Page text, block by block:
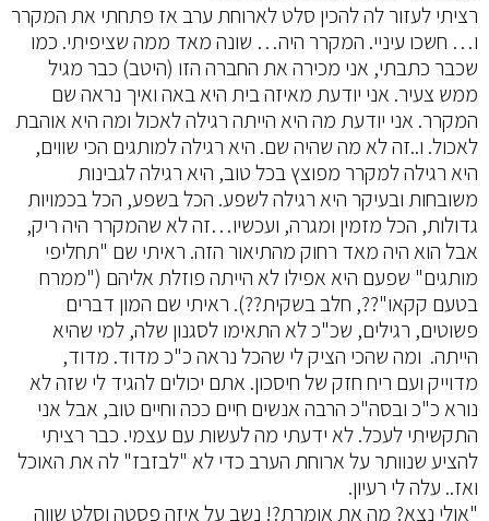
רציתי לעזור לה להכין סלט לארוחת ערב אז פתחתי את המקרר
ו… חשכו עיניי. המקרר היה… שונה מאד ממה שציפיתי. כמו
שכבר כתבתי, אני מכירה את החברה הזו (היטב) כבר מגיל
ממש צעיר. אני יודעת מאיזה בית היא באה ואיך נראה שם
המקרר. אני יודעת מה היא הייתה רגילה לאכול ומה היא אוהבת
לאכול. ו..זה לא מה שהיה שם. היא רגילה למותגים הכי שווים,
היא רגילה למקרר מפוצץ בכל טוב, היא רגילה לגבינות
משובחות ובעיקר היא רגילה לשפע. הכל בשפע, הכל בכמויות
גדולות, הכל מזמין ומגרה, ועכשיו…זה לא שהמקרר היה ריק,
אבל הוא היה מאד רחוק מהתיאור הזה. ראיתי שם "תחליפי
מותגים" שפעם היא אפילו לא הייתה פוזלת אליהם ("ממרח
בטעם קקאו"??, חלב בשקית??). ראיתי שם המון דברים
פשוטים, רגילים, שכ"כ לא התאימו לסגנון שלה, למי שהיא
הייתה. ומה שהכי הציק לי שהכל נראה כ"כ מדוד. מדוד,
מדוייק ועם ריח חזק של חיסכון. אתם יכולים להגיד לי שזה לא
נורא כ"כ ובסה"כ הרבה אנשים חיים ככה וחיים טוב, אבל אני
התקשיתי לעכל. לא ידעתי מה לעשות עם עצמי. כבר רציתי
להציע שנוותר על ארוחת הערב כדי לא "לבזבז" לה את האוכל
ואז.. עלה לי רעיון.
"אולי נצא? מה את אומרת?! נשב על איזה פסטה וסלט שווה